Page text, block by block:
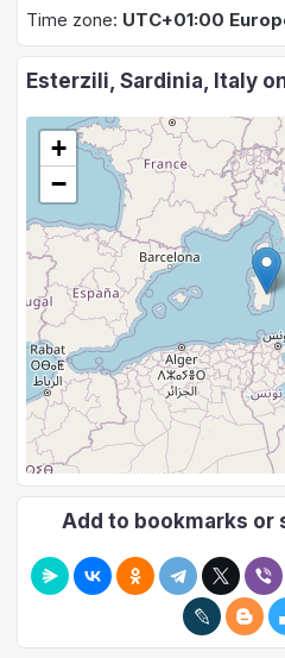
Time zone: UTC+01:00
Esterzili, Sardinia, Italy
+
−
Add to bookmarks or